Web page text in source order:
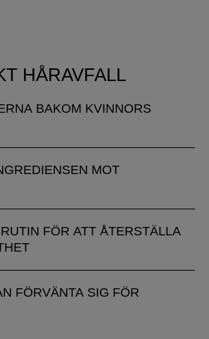
HÅRAVFALL
BAKOM KVINNORS
MOT
FÖR ATT ÅTERSTÄLLA
FÖRVÄNTA SIG FÖR